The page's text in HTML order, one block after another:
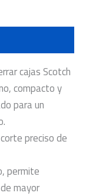
cajas Scotch
compacto y
para un
preciso de
permite
mayor